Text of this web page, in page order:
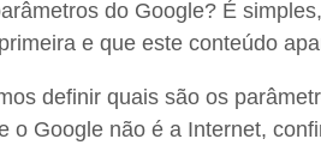
do Google? É
e que este conteúdo
definir quais são os
o Google não é a Internet,